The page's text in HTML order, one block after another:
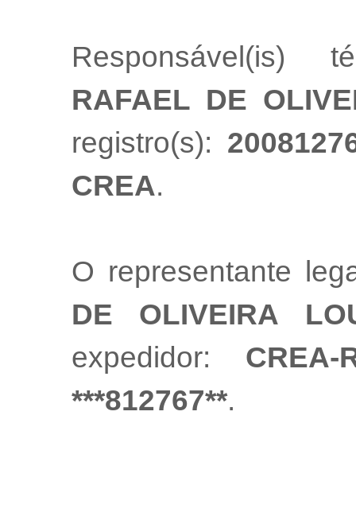
Responsável(is)
RAFAEL DE
registro(s):
CREA.
O representante
DE OLIVEIRA
expedidor: CREA-
***812767**.